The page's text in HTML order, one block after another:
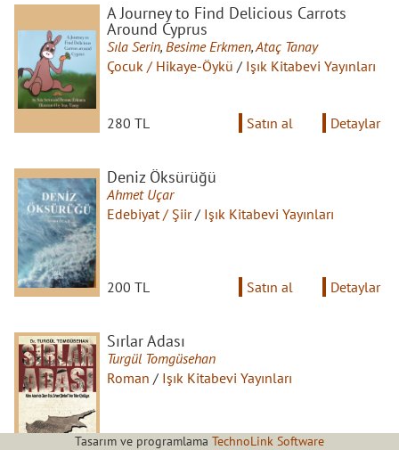
A Journey to Find Delicious Carrots
Around Cyprus
Sıla Serin, Besime Erkmen,Ataç Tanay
Çocuk / Hikaye-Öykü / Işık Kitabevi Yayınları
280 TL Satın al Detaylar
Deniz Öksürüğü
Ahmet Uçar
Edebiyat / Şiir/ Işık Kitabevi Yayınları
200 TL Satın al Detaylar
Sırlar Adası
Turgül Tomgüsehan
Roman / Işık Kitabevi Yayınları
Tasarım ve programlama TechnoLink Software